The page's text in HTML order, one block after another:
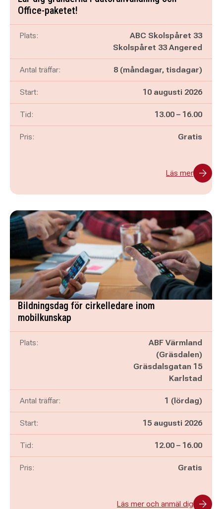
Office-paketet!
Plats:
ABC Skolspåret 33
Skolspåret 33 Angered
Antal träffar: 8 (måndagar, tisdagar)
Start: 10 augusti 2026
Tid: Pågår mellan
13.00 – och
16.00
Pris: Gratis
Läs mer
Bildningsdag för cirkelledare inom
mobilkunskap
Plats:
ABF Värmland
(Gräsdalen)
Gräsdalsgatan 15
Karlstad
Antal träffar: 1 (lördag)
Start: 15 augusti 2026
Tid: Pågår mellan
12.00 – och
16.00
Pris: Gratis
Läs mer och anmäl dig